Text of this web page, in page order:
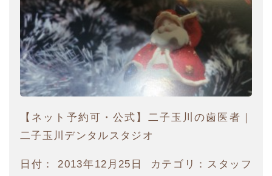
【ネット予約可・公式】二子玉川の歯医者｜
二子玉川デンタルスタジオ
日付：2013年12月25日 カテゴリ： スタッフ